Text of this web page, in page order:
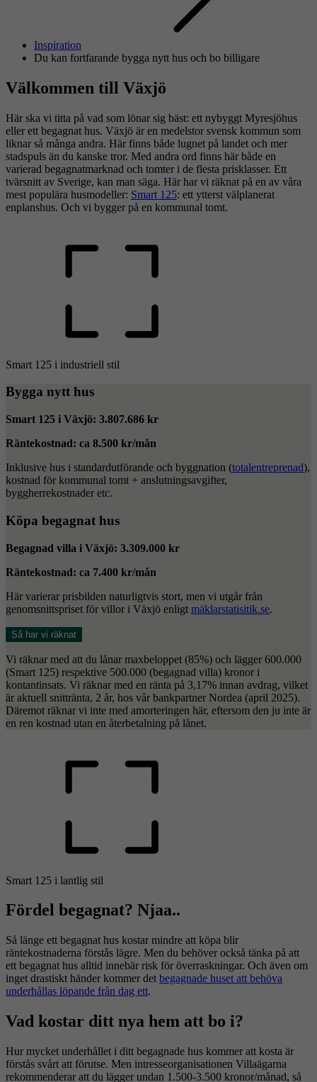
Inspiration
Du kan fortfarande bygga nytt hus och bo billigare
Välkommen till Växjö
Här ska vi titta på vad som lönar sig bäst: ett nybyggt Myresjöhus
eller ett begagnat hus. Växjö är en medelstor svensk kommun som
liknar så många andra. Här finns både lugnet på landet och mer
stadspuls än du kanske tror. Med andra ord finns här både en
varierad begagnatmarknad och tomter i de flesta prisklasser. Ett
tvärsnitt av Sverige, kan man säga. Här har vi räknat på en av våra
mest populära husmodeller: Smart 125: ett ytterst välplanerat
enplanshus. Och vi bygger på en kommunal tomt.
Smart 125 i industriell stil
Bygga nytt hus
Smart 125 i Växjö: 3.807.686 kr
Räntekostnad: ca 8.500 kr/mån
Inklusive hus i standardutförande och byggnation (totalentreprenad),
kostnad för kommunal tomt + anslutningsavgifter,
byggherrekostnader etc.
Köpa begagnat hus
Begagnad villa i Växjö: 3.309.000 kr
Räntekostnad: ca 7.400 kr/mån
Här varierar prisbilden naturligtvis stort, men vi utgår från
genomsnittspriset för villor i Växjö enligt mäklarstatisitik.se.
Så har vi räknat
Vi räknar med att du lånar maxbeloppet (85%) och lägger 600.000
(Smart 125) respektive 500.000 (begagnad villa) kronor i
kontantinsats. Vi räknar med en ränta på 3,17% innan avdrag, vilket
är aktuell snittränta, 2 år, hos vår bankpartner Nordea (april 2025).
Däremot räknar vi inte med amorteringen här, eftersom den ju inte är
en ren kostnad utan en återbetalning på lånet.
Smart 125 i lantlig stil
Fördel begagnat? Njaa..
Så länge ett begagnat hus kostar mindre att köpa blir
räntekostnaderna förstås lägre. Men du behöver också tänka på att
ett begagnat hus alltid innebär risk för överraskningar. Och även om
inget drastiskt händer kommer det begagnade huset att behöva
underhållas löpande från dag ett.
Vad kostar ditt nya hem att bo i?
Hur mycket underhållet i ditt begagnade hus kommer att kosta är
förstås svårt att förutse. Men intresseorganisationen Villaägarna
rekommenderar att du lägger undan 1.500-3.500 kronor/månad, så